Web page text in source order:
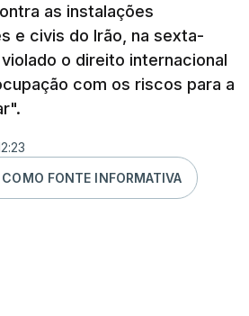
as instalações
e civis do Irão, na sexta-
o direito internacional
com os riscos para a
FONTE INFORMATIVA